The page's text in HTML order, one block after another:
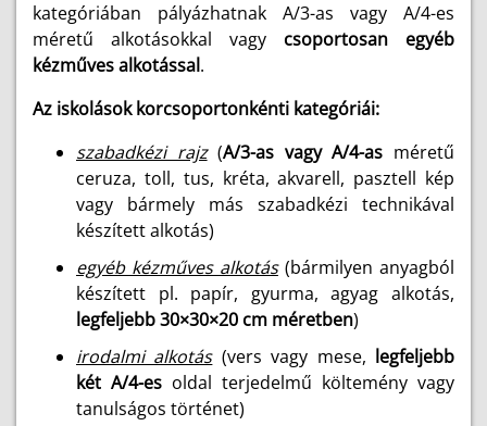
kategóriában pályázhatnak A/3-as vagy A/4-es
méretű alkotásokkal vagy csoportosan egyéb
kézműves alkotással.
Az iskolások korcsoportonkénti kategóriái:
szabadkézi rajz(A/3-as vagy A/4-as méretű
ceruza, toll, tus, kréta, akvarell, pasztell kép
vagy bármely más szabadkézi technikával
készített alkotás)
egyéb kézműves alkotás(bármilyen anyagból
készített pl. papír, gyurma, agyag alkotás,
legfeljebb 30×30×20 cm méretben)
irodalmi alkotás(vers vagy mese, legfeljebb
két A/4-es oldal terjedelmű költemény vagy
tanulságos történet)